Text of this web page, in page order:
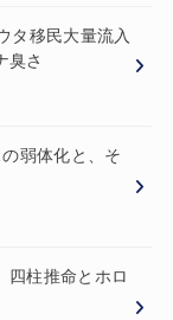
タ移民大量流入
さ
弱体化と、そ
四柱推命とホロ